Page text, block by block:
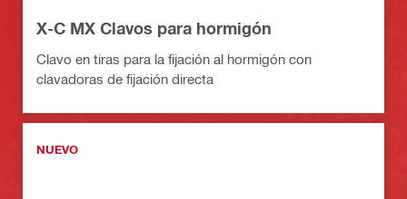
X-C MX Clavos para hormigón
Clavo en tiras para la fijación al hormigón con
clavadoras de fijación directa
NUEVO